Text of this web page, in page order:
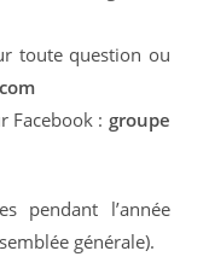
toute question ou
Facebook : groupe
pendant l’année
générale).